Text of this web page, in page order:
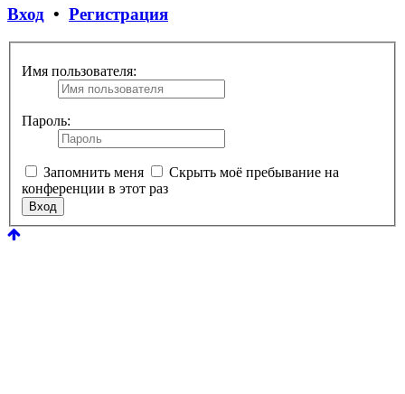
Вход • Регистрация
Имя пользователя:
Пароль:
Запомнить меня
Скрыть моё пребывание на
конференции в этот раз